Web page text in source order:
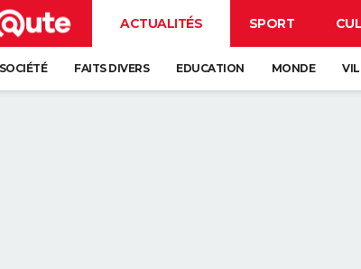
ACTUALITÉS SPORT
SOCIÉTÉ FAITS DIVERS EDUCATION MONDE